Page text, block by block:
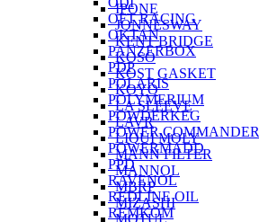
IPONE
JONNESWAY
KENT BRIDGE
KOSO
KOST GASKET
KOYO
LA SLEEVE
LAVR
LIQUI MOLY
MANN FILTER
MANNOL
MBRP
MIZASHI
MOTUL
OFT RACING
OKTAN
PANZERBOX
PDP
POLARIS
POLYMERIUM
POWDERKEG
POWER COMMANDER
POWERMADD
PPD
RAVENOL
REDLINE OIL
REMKOM